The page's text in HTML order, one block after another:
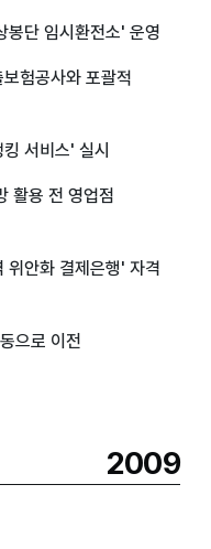
봉단 임시환전소' 운영
험공사와 포괄적
서비스' 실시
활용 전 영업점
위안화 결제은행' 자격
으로 이전
2009